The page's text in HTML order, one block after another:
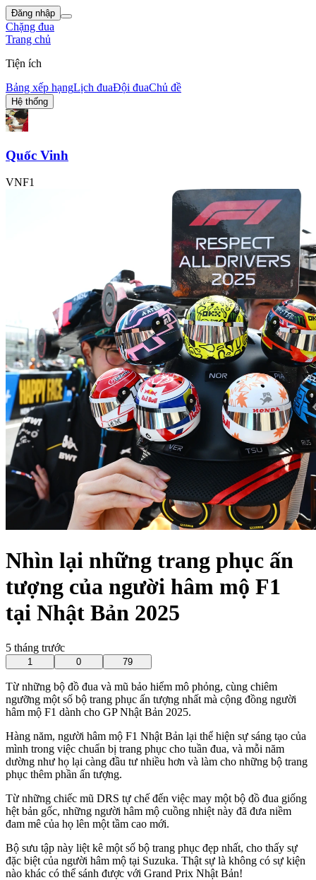
Đăng nhập
Chặng đua
Trang chủ
Tiện ích
Bảng xếp hạngLịch đuaĐội đuaChủ đề
Hệ thống
Quốc Vinh
VNF1
Nhìn lại những trang phục ấn
tượng của người hâm mộ F1
tại Nhật Bản 2025
5 tháng trước
1 0 79
Từ những bộ đồ đua và mũ bảo hiểm mô phỏng, cùng chiêm
ngưỡng một số bộ trang phục ấn tượng nhất mà ​​cộng đồng người
hâm mộ F1 dành cho GP Nhật Bản 2025.
Hàng năm, người hâm mộ F1 Nhật Bản lại thể hiện sự sáng tạo của
mình trong việc chuẩn bị trang phục cho tuần đua, và mỗi năm
dường như họ lại càng đầu tư nhiều hơn và làm cho những bộ trang
phục thêm phần ấn tượng.
Từ những chiếc mũ DRS tự chế đến việc may một bộ đồ đua giống
hệt bản gốc, những người hâm mộ cuồng nhiệt này đã đưa niềm
đam mê của họ lên một tầm cao mới.
Bộ sưu tập này liệt kê một số bộ trang phục đẹp nhất, cho thấy sự
đặc biệt của người hâm mộ tại Suzuka. Thật sự là không có sự kiện
nào khác có thể sánh được với Grand Prix Nhật Bản!